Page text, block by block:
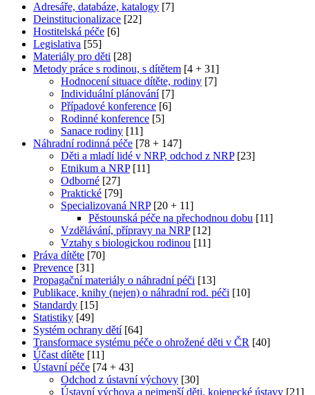
Adresáře, databáze, katalogy [7]
Deinstitucionalizace [22]
Hostitelská péče [6]
Legislativa [55]
Materiály pro děti [28]
Metody práce s rodinou, s dítětem [4 + 31]
Hodnocení situace dítěte, rodiny [7]
Individuální plánování[7]
Případové konference [6]
Rodinné konference [5]
Sanace rodiny [11]
Náhradní rodinná péče [78 + 147]
Děti a mladí lidé v NRP, odchod z NRP[23]
Etnikum a NRP[11]
Odborné [27]
Praktické [79]
Specializovaná NRP[20 + 11]
Pěstounská péče na přechodnou dobu [11]
Vzdělávání, přípravy na NRP[12]
Vztahy s biologickou rodinou [11]
Práva dítěte [70]
Prevence [31]
Propagační materiály o náhradní péči [13]
Publikace, knihy (nejen) o náhradní rod. péči [10]
Standardy [15]
Statistiky [49]
Systém ochrany dětí[64]
Transformace systému péče o ohrožené děti v ČR [40]
Účast dítěte [11]
Ústavní péče [74 + 43]
Odchod z ústavní výchovy [30]
Ústavní výchova a nejmenší děti, kojenecké ústavy [21]